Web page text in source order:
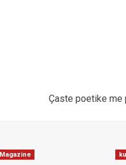
Çaste poetike me
Magazine